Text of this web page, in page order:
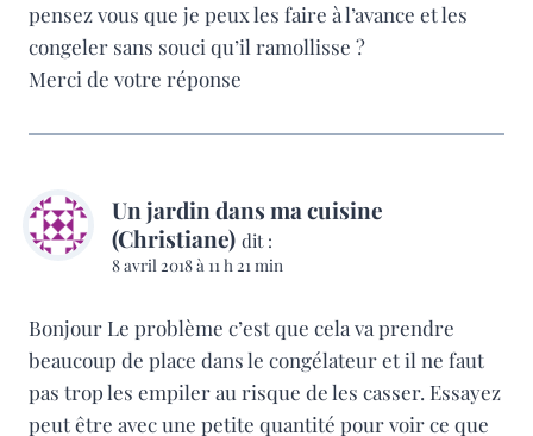
pensez vous que je peux les faire à l’avance et les
congeler sans souci qu’il ramollisse ?
Merci de votre réponse
Un jardin dans ma cuisine
(Christiane) dit :
8 avril 2018 à 11 h 21 min
Bonjour Le problème c’est que cela va prendre
beaucoup de place dans le congélateur et il ne faut
pas trop les empiler au risque de les casser. Essayez
peut être avec une petite quantité pour voir ce que